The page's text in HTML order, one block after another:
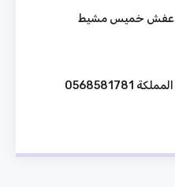
عفش خميس مشيط